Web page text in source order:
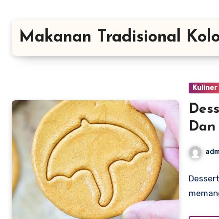
Makanan Tradisional
Kuliner